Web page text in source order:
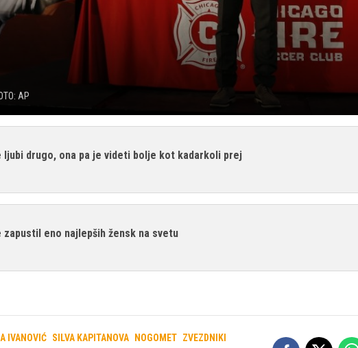
AP
ljubi drugo, ona pa je videti bolje kot kadarkoli prej
zapustil eno najlepših žensk na svetu
IVANOVIĆ SILVA KAPITANOVA NOGOMET ZVEZDNIKI